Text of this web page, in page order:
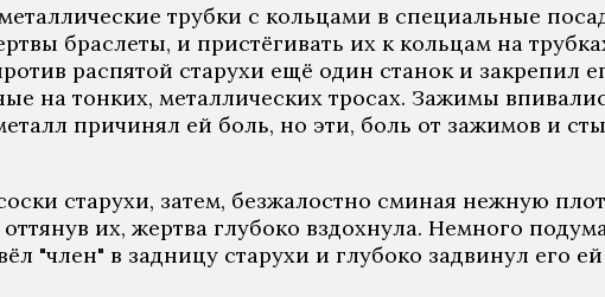
трубки с кольцами в специальные
браслеты, и пристёгивать их к кольцам на
распятой старухи ещё один станок и закрепил
на тонких, металлических тросах. Зажимы
причинял ей боль, но эти, боль от зажимов и
старухи, затем, безжалостно сминая нежную
их, жертва глубоко вздохнула. Немного
"член" в задницу старухи и глубоко задвинул его